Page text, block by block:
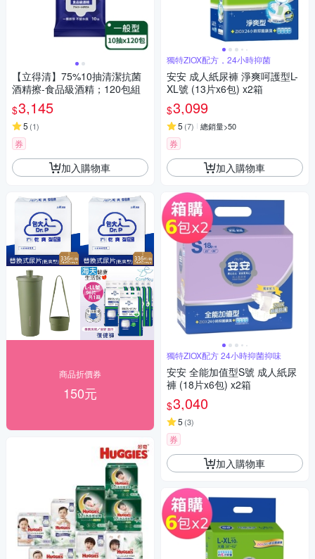
【立得清】75%10抽清潔抗菌
酒精擦-食品級酒精；120包組
$3,145
5 (1)
券
加入購物車
商品折價券
150元
獨特ZIOX配方，24小時抑菌
安安 成人紙尿褲 淨爽呵護型L-
XL號 (13片x6包) x2箱
$3,099
5 (7) 總銷量>50
券
加入購物車
獨特ZIOX配方 24小時抑菌抑味
安安 全能加值型S號 成人紙尿
褲 (18片x6包) x2箱
$3,040
5 (3)
券
加入購物車